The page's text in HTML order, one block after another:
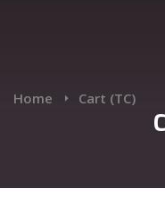
Home Cart (TC)